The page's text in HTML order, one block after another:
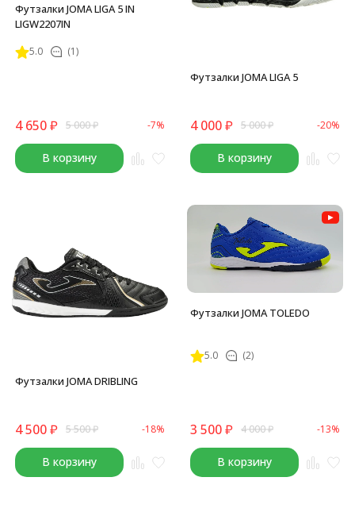
Футзалки JOMA LIGA 5 IN
LIGW2207IN
5.0 (1)
4 650₽ 5 000₽ -7%
В корзину
Футзалки JOMA LIGA 5
4 000₽ 5 000₽ -20%
В корзину
Футзалки JOMA DRIBLING
4 500₽ 5 500₽ -18%
В корзину
Футзалки JOMA TOLEDO
5.0 (2)
3 500₽ 4 000₽ -13%
В корзину